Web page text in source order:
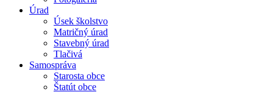
Úrad
Úsek školstvo
Matričný úrad
Stavebný úrad
Tlačivá
Samospráva
Starosta obce
Štatút obce